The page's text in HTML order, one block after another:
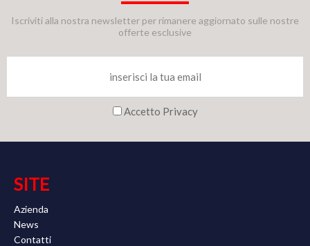
Iscriviti alla nostra newsletter per rimanere aggiornato sulle nostre
offerte esclusive
Accetto Privacy
SITE
Azienda
News
Contatti